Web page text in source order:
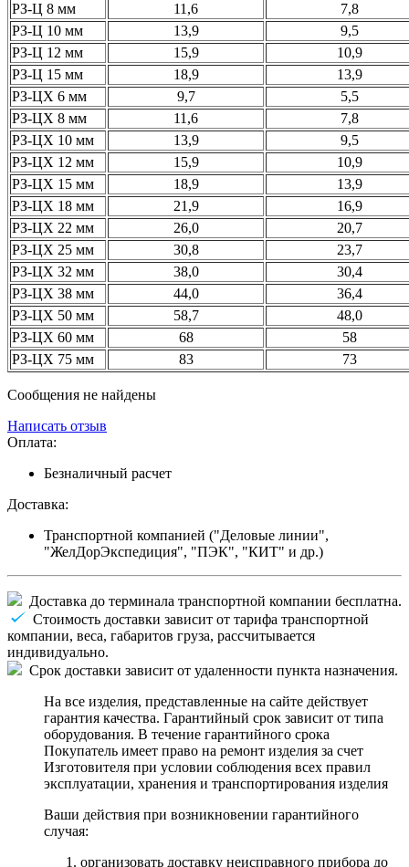
РЗ-Ц 8 мм
11,6
7,8
РЗ-Ц 10 мм
13,9
9,5
РЗ-Ц 12 мм
15,9
10,9
РЗ-Ц 15 мм
18,9
13,9
РЗ-ЦХ 6 мм
9,7
5,5
РЗ-ЦХ 8 мм
11,6
7,8
РЗ-ЦХ 10 мм
13,9
9,5
РЗ-ЦХ 12 мм
15,9
10,9
РЗ-ЦХ 15 мм
18,9
13,9
РЗ-ЦХ 18 мм
21,9
16,9
РЗ-ЦХ 22 мм
26,0
20,7
РЗ-ЦХ 25 мм
30,8
23,7
РЗ-ЦХ 32 мм
38,0
30,4
РЗ-ЦХ 38 мм
44,0
36,4
РЗ-ЦХ 50 мм
58,7
48,0
РЗ-ЦХ 60 мм
68
58
РЗ-ЦХ 75 мм
83 73
Сообщения не найдены
Написать отзыв
Оплата:
Безналичный расчет
Доставка:
Транспортной компанией ("Деловые линии",
"ЖелДорЭкспедиция", "ПЭК", "КИТ" и др.)
Доставка до терминала транспортной компании бесплатна.
Стоимость доставки зависит от тарифа транспортной
компании, веса, габаритов груза, рассчитывается
индивидуально.
Срок доставки зависит от удаленности пункта назначения.
На все изделия, представленные на сайте действует
гарантия качества. Гарантийный срок зависит от типа
оборудования. В течение гарантийного срока
Покупатель имеет право на ремонт изделия за счет
Изготовителя при условии соблюдения всех правил
эксплуатации, хранения и транспортирования изделия
Ваши действия при возникновении гарантийного
случая:
организовать доставку неисправного прибора до